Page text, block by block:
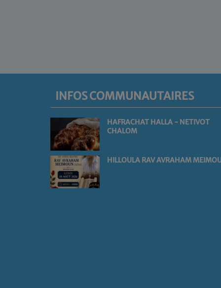
INFOS COMMUNAUTAIRES
HAFRACHAT HALLA - NETIVOT
CHALOM
HILLOULA RAV AVRAHAM